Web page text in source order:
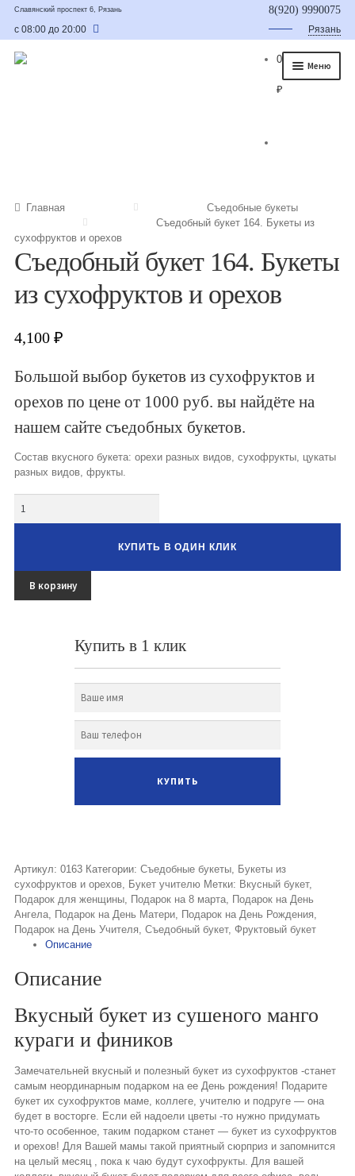
Славянский проспект 6, Рязань
с 08:00 до 20:00
8(920) 9990075
Рязань
Меню
Букет для мужчины
Букет из фруктов и овощей
Сладкие букеты из конфет
Букеты из сухофруктов и орехов
Овощные букеты
Детские букеты
Букет учителю
Съедобные Корзины
0
₽
Главная
Съедобные букеты
Съедобный букет 164. Букеты из
сухофруктов и орехов
Съедобный букет 164. Букеты
из сухофруктов и орехов
4,100₽
Большой выбор букетов из сухофруктов и
орехов по цене от 1000 руб. вы найдёте на
нашем сайте съедобных букетов.
Состав вкусного букета: орехи разных видов, сухофрукты, цукаты
разных видов, фрукты.
КУПИТЬ В ОДИН КЛИК
В корзину
Купить в 1 клик
Артикул:0163 Категории:Съедобные букеты, Букеты из
сухофруктов и орехов, Букет учителю Метки: Вкусный букет,
Подарок для женщины, Подарок на 8 марта, Подарок на День
Ангела, Подарок на День Матери, Подарок на День Рождения,
Подарок на День Учителя,Съедобный букет,Фруктовый букет
Описание
Описание
Вкусный букет из сушеного манго
кураги и фиников
Замечательней вкусный и полезный букет из сухофруктов -станет
самым неординарным подарком на ее День рождения! Подарите
букет их сухофруктов маме, коллеге, учителю и подруге — она
будет в восторге. Если ей надоели цветы -то нужно придумать
что-то особенное, таким подарком станет — букет из сухофруктов
и орехов! Для Вашей мамы такой приятный сюрприз и запомнится
на целый месяц , пока к чаю будут сухофрукты. Для вашей